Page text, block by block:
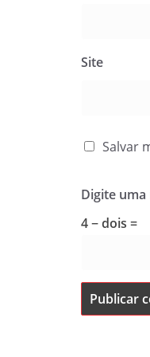
Site
Salvar
Digite
4 − dois =